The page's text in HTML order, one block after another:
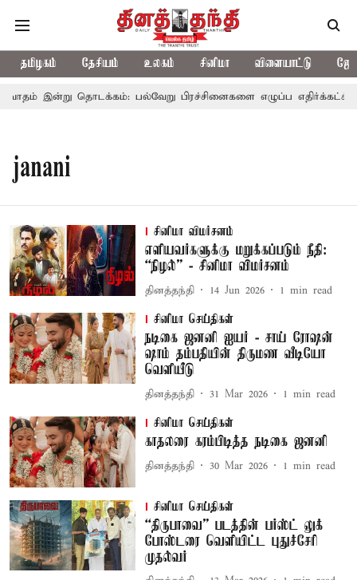
தமிழகம் தேசியம் உலகம் சினிமா விளையாட்டு
இன்று தொடக்கம்: பல்வேறு பிரச்சினைகளை எழுப்ப
janani
சினிமா விமர்சனம்
எளியவர்களுக்கு மறுக்கப்படும் நீதி:
“நிழல்” - சினிமா விமர்சனம்
தினத்தந்தி 14 Jun 2026 1 min read
சினிமா செய்திகள்
நடிகை ஜனனி ஐயர் - சாய் ரோஷன்
ஷாம் தம்பதியின் திருமண வீடியோ
வெளியீடு
தினத்தந்தி 31 Mar 2026 1 min read
சினிமா செய்திகள்
காதலரை கரம்பிடித்த நடிகை ஜனனி
தினத்தந்தி 30 Mar 2026 1 min read
சினிமா செய்திகள்
“திருபாவை” படத்தின் பர்ஸ்ட் லுக்
போஸ்டரை வெளியிட்ட புதுச்சேரி
முதல்வர்